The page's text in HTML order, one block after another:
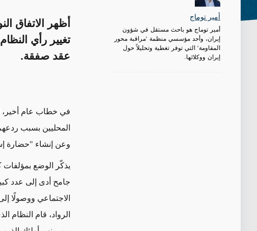
أمير توماج
أمير توماج هو باحث مستقل في شؤون
إيران، وأحد مؤسسي منظمة "مراقبة محور
المقاومة" التي توفر تغطية وتحليلاً حول
إيران ووكلائها.
أظهر الاتفاق
تغيير رأي
عقد صفقة.
في خطاب عام أخير،
المحليين بسبب
وعن إنشاء "حضارة
يذكّر الوضع بمؤلفات
جامح أدى إلى عدد
الاجتماعي ووصولًا
الرواد، قام النظام